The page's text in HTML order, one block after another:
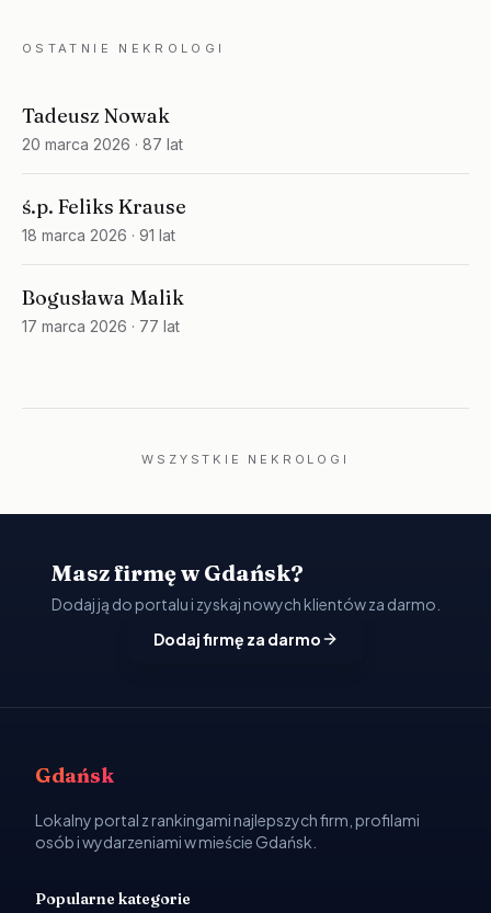
OSTATNIE NEKROLOGI
Tadeusz Nowak
20 marca 2026 · 87 lat
ś.p. Feliks Krause
18 marca 2026 · 91 lat
Bogusława Malik
17 marca 2026 · 77 lat
WSZYSTKIE NEKROLOGI
Masz firmę w Gdańsk?
Dodaj ją do portalu i zyskaj nowych klientów za darmo.
Dodaj firmę za darmo
Gdańsk
Lokalny portal z rankingami najlepszych firm, profilami
osób i wydarzeniami w mieście Gdańsk.
Popularne kategorie